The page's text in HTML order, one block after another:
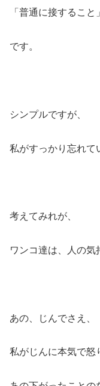
「普通に接すること」
です。
シンプルですが、
私がすっかり忘れて
考えてみれが、
ワンコ達は、人の気
あの、じんでさえ、
私がじんに本気で怒